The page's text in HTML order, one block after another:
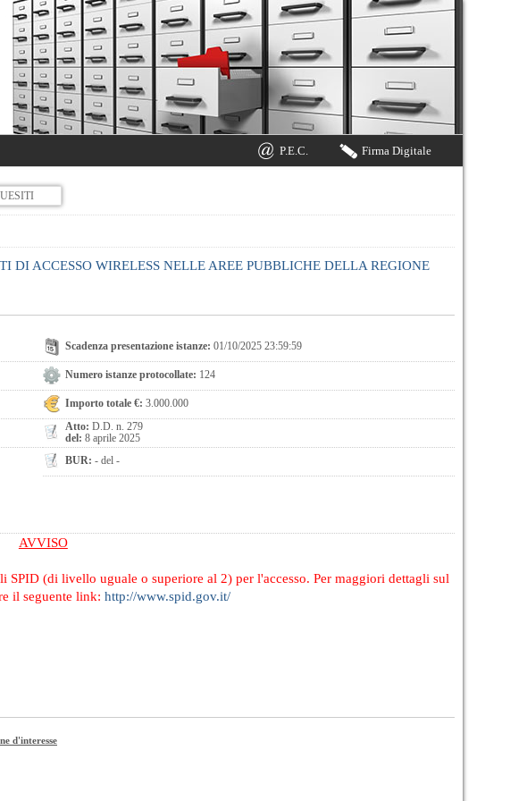
Firma Digitale
P.E.C.
DI ACCESSO WIRELESS NELLE AREE PUBBLICHE DELLA REGIONE
Scadenza presentazione istanze: 01/10/2025 23:59:59
Numero istanze protocollate: 124
Importo totale €: 3.000.000
Atto: D.D. n. 279
del: 8 aprile 2025
BUR: - del -
AVVISO
(di livello uguale o superiore al 2) per l'accesso. Per maggiori dettagli sul
il seguente link: http://www.spid.gov.it/
d'interesse